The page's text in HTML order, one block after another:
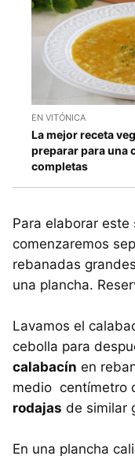
EN VITÓNICA
La mejor receta
preparar para una
completas
Para elaborar
comenzaremos
rebanadas
una plancha.
Lavamos el
cebolla para
calabacín en
medio centímetro
rodajas de similar
En una plancha